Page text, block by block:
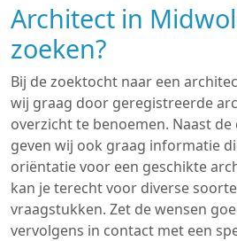
Architect in
zoeken?
Bij de zoektocht naar een
wij graag door geregistreerde
overzicht te benoemen. Naast
geven wij ook graag informatie
oriëntatie voor een geschikte
kan je terecht voor diverse
vraagstukken. Zet de wensen
vervolgens in contact met een